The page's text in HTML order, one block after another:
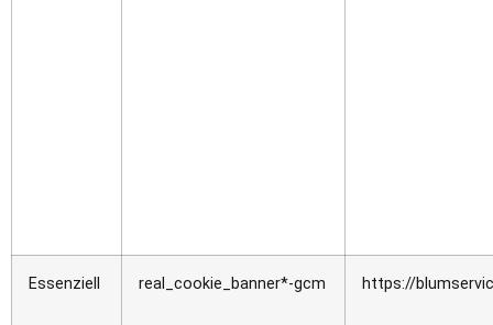
Essenziell real_cookie_banner*-gcm https://